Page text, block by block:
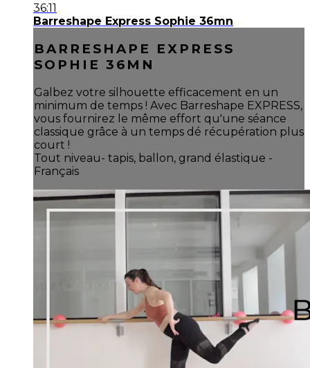
36:11
Barreshape Express Sophie 36mn
BARRESHAPE EXPRESS
SOPHIE 36MN
Galbez votre silhouette efficacement en un
minimum de temps ! Avec Barreshape EXPRESS,
vous fournirez le même effort qu'une séance
classique grâce à un temps dé récupération plus
court !
Tout niveau- tapis, ballon, grand élastique -
Français